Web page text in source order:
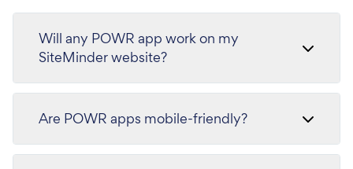
Will any POWR app work on my
SiteMinder website?
Are POWR apps mobile-friendly?